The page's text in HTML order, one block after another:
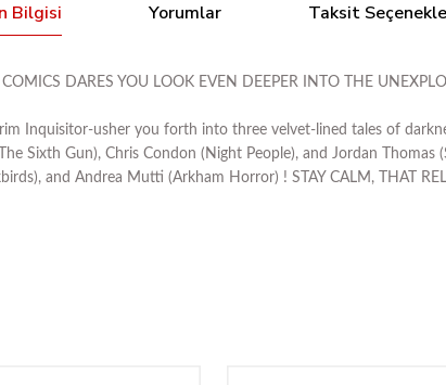
Bilgisi Yorumlar Taksit
DARES YOU LOOK EVEN DEEPER INTO THE
Inquisitor-usher you forth into three velvet-lined tales of
Sixth Gun), Chris Condon (Night People), and Jordan Thomas
and Andrea Mutti (Arkham Horror) ! STAY CALM, THAT